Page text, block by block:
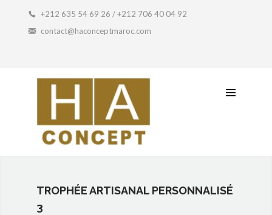
Coffret Artisanal
+212 635 54 69 26 / +212 706 40 04 92
contact@haconceptmaroc.com
TROPHÉE ARTISANAL PERSONNALISÉ
3